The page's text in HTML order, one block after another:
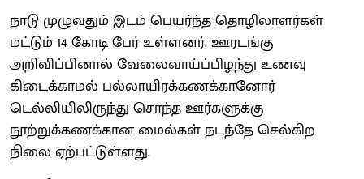
நாடு முழுவதும் இடம் பெயர்ந்த தொழிலாளர்கள்
மட்டும் 14 கோடி பேர் உள்ளனர். ஊரடங்கு
அறிவிப்பினால் வேலைவாய்ப்பிழந்து உணவு
கிடைக்காமல் பல்லாயிரக்கணக்கானோர்
டெல்லியிலிருந்து சொந்த ஊர்களுக்கு
நூற்றுக்கணக்கான மைல்கள் நடந்தே செல்கிற
நிலை ஏற்பட்டுள்ளது.